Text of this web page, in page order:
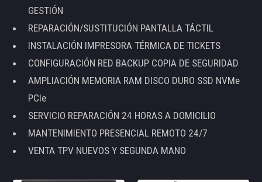
GESTIÓN
REPARACIÓN/SUSTITUCIÓN PANTALLA TÁCTIL
INSTALACIÓN IMPRESORA TÉRMICA DE TICKETS
CONFIGURACIÓN RED BACKUP COPIA DE SEGURIDAD
AMPLIACIÓN MEMORIA RAM DISCO DURO SSD NVMe
PCIe
SERVICIO REPARACIÓN 24 HORAS A DOMICILIO
MANTENIMIENTO PRESENCIAL REMOTO 24/7
VENTA TPV NUEVOS Y SEGUNDA MANO